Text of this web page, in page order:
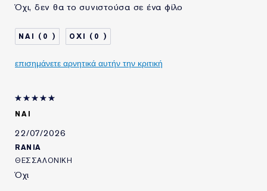
Όχι, δεν θα το συνιστούσα σε ένα φίλο
0 0
επισημάνετε αρνητικά αυτήν την κριτική
ΝΑΙ
22/07/2026
RANIA
ΘΕΣΣΑΛΟΝΙΚΗ
Όχι